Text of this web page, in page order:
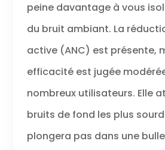
peine davantage à vous
du bruit ambiant. La
active (ANC) est présente,
efficacité est jugée
nombreux utilisateurs. Elle
bruits de fond les plus
plongera pas dans une